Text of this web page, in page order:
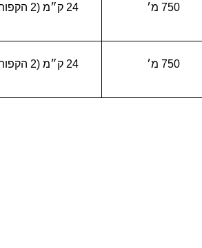
750 מ׳ 24 ק״מ (2 הקפות)
750 מ׳ 24 ק״מ (2 הקפות)